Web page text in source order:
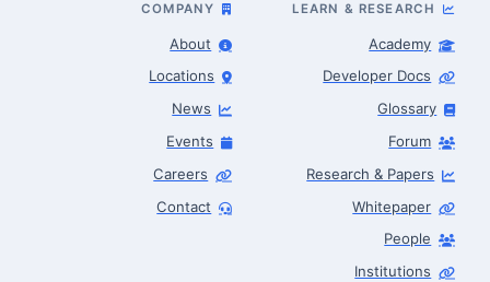
LEARN & RESEARCH
Academy
Developer Docs
Glossary
Forum
Research & Papers
Whitepaper
People
Institutions
COMPANY
About
Locations
News
Events
Careers
Contact
Robotics Advisor